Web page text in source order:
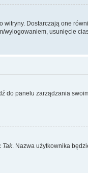
Dostarczają one
usunięcie
do panelu zarządzania
Tak. Nazwa użytkownika